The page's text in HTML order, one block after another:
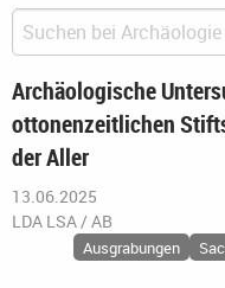
Archäologische
ottonenzeitlichen
der Aller
13.06.2025
LDA LSA / AB
Ausgrabungen